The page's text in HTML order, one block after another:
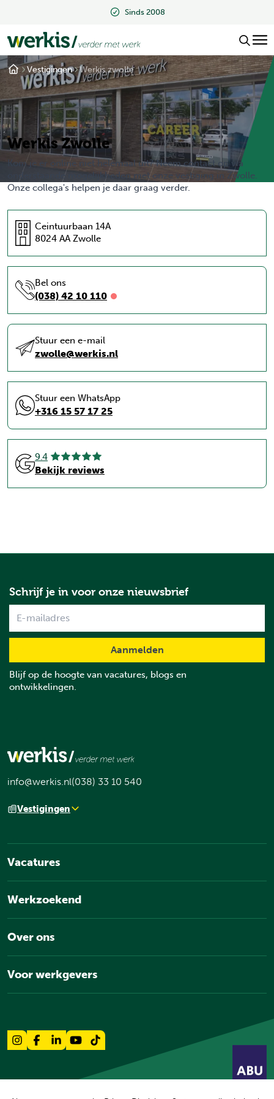
Sinds 2008
Vestigingen Werkis zwolle
Werkis Zwolle
Kom je er online niet helemaal uit? Neem contact op via
onderstaande mogelijkheden met onze vestiging in Zwolle.
Onze collega's helpen je daar graag verder.
Ceintuurbaan 14A
8024 AA Zwolle
Bel ons
(038) 42 10 110
Stuur een e-mail
zwolle@werkis.nl
Stuur een WhatsApp
+316 15 57 17 25
9.4
Bekijk reviews
Schrijf je in voor onze nieuwsbrief
Blijf op de hoogte van vacatures, blogs en
ontwikkelingen.
info@werkis.nl(038) 33 10 540
Vestigingen
Vacatures
Werkzoekend
Over ons
Voor werkgevers